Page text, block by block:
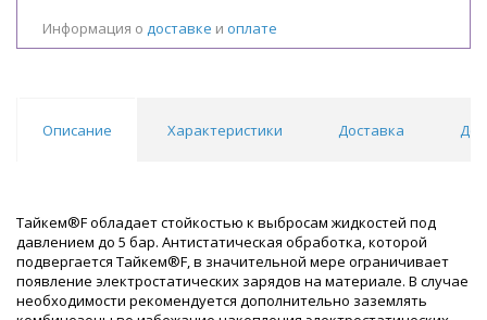
Информация о доставке и оплате
Описание Характеристики Доставка
Тайкем®F обладает стойкостью к выбросам жидкостей под
давлением до 5 бар. Антистатическая обработка, которой
подвергается Тайкем®F, в значительной мере ограничивает
появление электростатических зарядов на материале. В случае
необходимости рекомендуется дополнительно заземлять